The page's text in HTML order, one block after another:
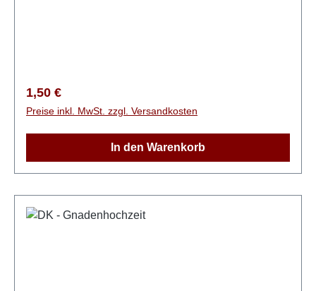
Regulärer Preis:
1,50 €
Preise inkl. MwSt. zzgl. Versandkosten
In den Warenkorb